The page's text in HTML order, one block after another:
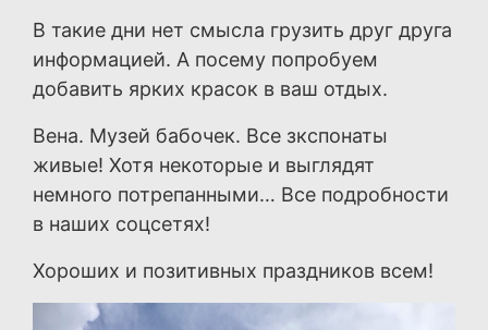
В такие дни нет смысла грузить друг друга
информацией. А посему попробуем
добавить ярких красок в ваш отдых.
Вена. Музей бабочек. Все зкспонаты
живые! Хотя некоторые и выглядят
немного потрепанными… Все подробности
в наших соцсетях!
Хороших и позитивных праздников всем!